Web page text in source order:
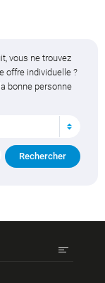
vous ne trouvez
offre individuelle ?
bonne personne